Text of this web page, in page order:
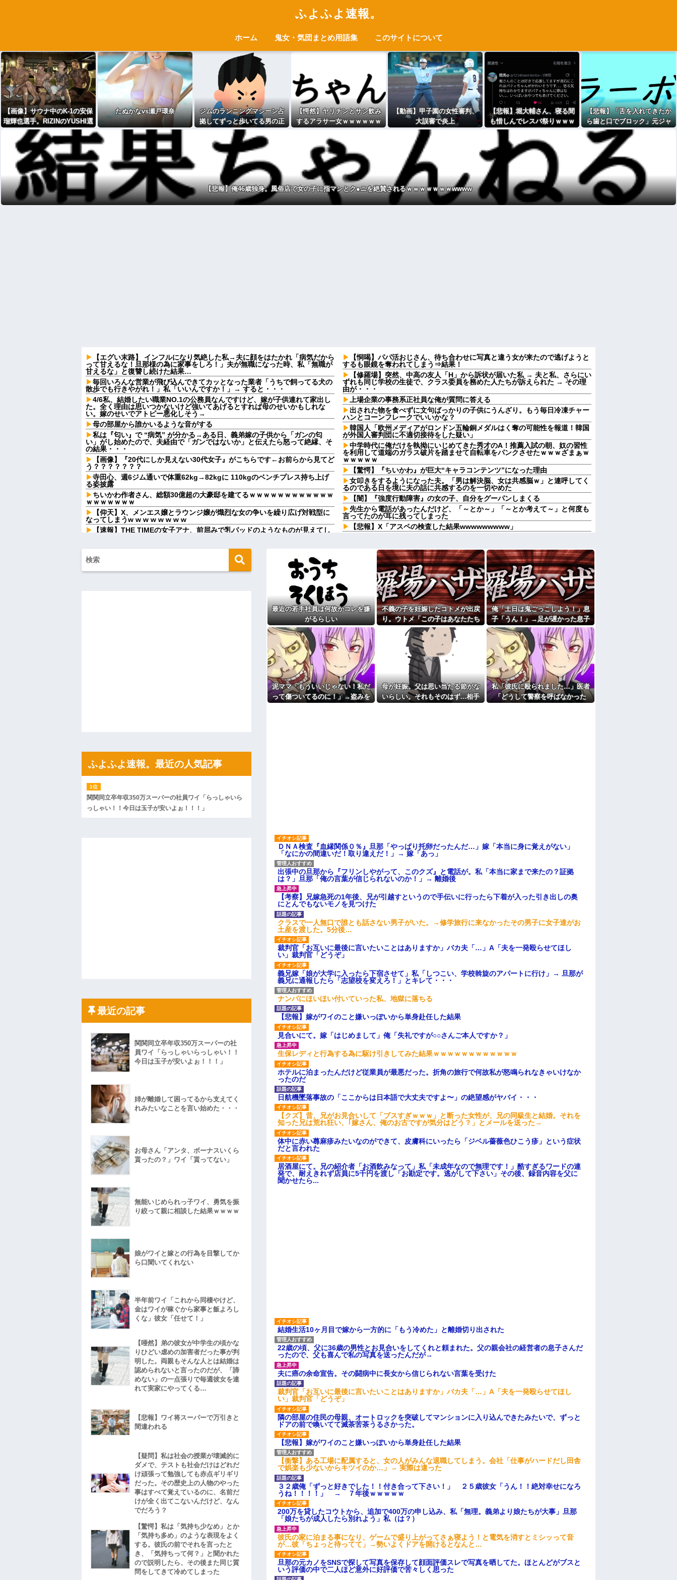
ふよふよ速報。
ホーム 鬼女・気団まとめ用語集 このサイトについて
【画像】サウナ中のK‐1の安保
瑠輝也選手。RIZINのYUSHI選
手&ジョリー選手。の筋肉が日
本人離れしてかっこいい件
たぬかなvs瀬戸環奈
ジムのランニングマシーン占
拠してずっと歩いてる男の正
体ｗｗｗｗｗｗｗｗｗｗｗｗ
ｗｗ
【愕然】ヤリチンとサシ飲み
するアラサー女ｗｗｗｗｗｗ
【動画】甲子園の女性審判、
大誤審で炎上
【悲報】堀大輔さん、寝る間
も惜しんでレスバ祭りｗｗｗ
ｗｗｗｗｗｗｗｗｗｗｗｗｗ
ｗｗｗｗｗｗｗｗ
【悲報】「舌を入れてきたか
ら歯と口でブロック」元ジャ
ンポケ斉藤の不同意性交公判
【悲報】俺46歳独身。風俗店で女の子に指マンとク●ニを絶賛されるｗｗｗｗｗｗｗwwww
【エグい末路】 インフルになり気絶した私→夫に顔をはたかれ「病気だから
って甘えるな！旦那様の為に家事をしろ！」夫が無職になった時、私「無職が
甘えるな」と復讐し続けた結果…
毎回いろんな営業が飛び込んできてカッとなった業者「うちで飼ってる犬の
散歩でも行きやがれ！」私「いいんですか！」→ すると・・・
4/6私、結婚したい職業NO.1の公務員なんですけど、嫁が子供連れて家出し
た。全く理由は思いつかないけど強いてあげるとすれば母のせいかもしれな
い。嫁のせいでアトピー悪化しそう→
母の部屋から誰かいるような音がする
私は『匂い』で “病気” が分かる→ある日、義弟嫁の子供から「ガンの匂
い」がし始めたので、夫経由で「ガンではないか」と伝えたら怒って絶縁、そ
の結果・・・
【画像】『20代にしか見えない30代女子』がこちらです←お前らから見てど
う？？？？？？？
寺田心、週6ジム通いで体重62kg→82kgに 110kgのベンチプレス持ち上げ
る姿披露
ちいかわ作者さん、総額30億超の大豪邸を建てるｗｗｗｗｗｗｗｗｗｗｗｗ
ｗｗｗｗｗｗｗ
【仰天】X、メンエス嬢とラウンジ嬢が熾烈な女の争いを繰り広げ対戦型に
なってしまうw w w w w w w w
【速報】THE TIMEの女子アナ、前屈みで乳パッドのようなものが見えてし
友人「冗談じゃん」彼女「やめてよ…」→居酒屋での悪ノリが原因で、なぜ
か俺まで責められることになり…
夫に「自炊を覚えて！一緒に料理しよう」と言ったら、レストランの予約を
された。自炊計画は完全に狂って…
冷凍庫パンパン問題がずっと付きまとっている。ふるさと納税も頼みたいけ
義母「もっと気楽にしていいのよ」俺「ありがとうございます…」→アット
結婚1年目にして家庭が冷え切ってる。俺は嫁に無視され続けてる
もう先が長くないと20代で宣告された友達A。「会いに来てほしい」と言う
ので彼女の好きなもの沢山もっていったんだけど、なんとBが手渡した物は…
【悲報】 ヒコロヒー コンビニで割引おにぎりは〝絶対買わない〟理由で炎
マックの招待券を使おうとしたら店員に番号を聞かれた。激怒した僕は「ど
うしてくれんねん！！！無料券よこせや！！！！」と怒鳴って…
ハードオフに売っていた4万4000円のフィギュアがヤバすぎるｗｗｗｗｗｗ
私「ちょっと、人の家の金庫触らないでよ！」キチママ『そこに金庫があっ
んだ！降りてこいよ！」と怒鳴りだし...
【衝撃】報酬100万円超の治験募集がこちらｗｗｗｗｗ(※画像あり)
【愕然】白のクラウン俺氏、高速道路左車線を制限速度で走った結果
wwwwwwwwwwww
百年の恋12-899 食べた量を張り合ってくる
【恫喝】パパ活おじさん、待ち合わせに写真と違う女が来たので逃げようと
するも眼鏡を奪われてしまう⇒結果！
【修羅場】突然、中高の友人「H」から訴状が届いた私 → 夫と私、さらにい
ずれも同じ学校の生徒で、クラス委員を務めた人たちが訴えられた → その理
由が・・・
上場企業の事務系正社員な俺が質問に答える
出された物を食べずに文句ばっかりの子供にうんざり。もう毎日冷凍チャー
ハンとコーンフレークでいいかな？
韓国人「欧州メディアがロンドン五輪銅メダルはく奪の可能性を報道！韓国
が外国人審判団に不適切接待をした疑い」
中学時代に俺だけを執拗にいじめてきた秀才のA！推薦入試の朝、奴の習性
を利用して道端のガラス破片を踏ませて自転車をパンクさせたｗｗｗざまぁｗ
ｗｗｗｗｗ
【驚愕】『ちいかわ』が巨大“キャラコンテンツ”になった理由
女叩きをするようになった夫。「男は解決脳、女は共感脳ｗ」と連呼してく
るのである日を境に夫の話に共感するのを一切やめた
【闇】『強度行動障害』の女の子、自分をグーパンしまくる
先生から電話があったんだけど、「～とか～」「～とか考えて～」と何度も
言ってたのが耳に残ってしまった
【悲報】X「アスペの検査した結果wwwwwwwww」
彼は私が何かしても、一度も「ありがとう」と言わない
【画像】セブンイレブン、ついに神商品を販売他
帰省した私（29歳事務職）「ハンバーグ食べたい」→オカン「ハンバーグに
唐揚げサラダと手作りコーンスープ添えたで！」なぜ実家の母親は子供が30歳
になっても「高校生運動部レベルのガッツリ飯」を作ってしまうのか？
幼稚な義弟夫婦が大嫌い。低学歴だしパラサイトだし夫婦揃って太ってる
し。義母にベタベタ甘えて「ジュース飲みた～い」何かあるとすぐ「親に言い
つけてやる！」
【悲報】俺の行為人生があと5年wwwwその理由がこれ
病院の待合室で子供がドタバタ走ってギャーギャー騒いでても親はスマホポ
チポチか談笑で放置
主な税金の成り立ちを調べてみたよ
最近の若手社員は何故かコレを嫌
がるらしい
不義の子を妊娠したコトメが出戻
り。ウトメ「この子はあなたたち
の子として育てて」旦那「ありが
とう」私「勝手に決めないで！」
→修羅場になり…
俺「土日は鬼ごっこしよう！」息
子「うん！」→足が遅かった息子
と本気で遊び続けた10年後…
泥ママ「もういいじゃない！私だ
って傷ついてるのに！」→盗みを
母が妊娠。父は思い当たる節がな
いらしい。それもそのはず...相手
私「彼氏に殴られました…」医者
「どうして警察を呼ばなかった
ＤＮＡ検査『血縁関係０％』旦那「やっぱり托卵だったんだ…」嫁「本当に身に覚えがない」
「なにかの間違いだ！取り違えだ！」→ 嫁「あっ」
出張中の旦那から『フリンしやがって、このクズ』と電話が。私「本当に家まで来たの？証拠
は？」旦那「俺の言葉が信じられないのか！」→ 離婚後
【考察】兄嫁急死の1年後、兄が引越すというので手伝いに行ったら下着が入った引き出しの奥
にとんでもないモノを見つけた
クラスで一人無口で誰とも話さない男子がいた。→修学旅行に来なかったその男子に女子達がお
土産を渡した。5分後…
裁判官「お互いに最後に言いたいことはありますか」バカ夫「…」A「夫を一発殴らせてほし
い」裁判官「どうぞ」
義兄嫁「娘が大学に入ったら下宿させて」私「しつこい、学校斡旋のアパートに行け」→ 旦那が
義兄に通報したら「志望校を変えろ！」とキレて・・・
ナンパにほいほい付いていった私、地獄に落ちる
【悲報】嫁がワイのこと嫌いっぽいから単身赴任した結果
見合いにて。嫁「はじめまして」俺「失礼ですが○○さんご本人ですか？」
生保レディと行為する為に駆け引きしてみた結果ｗｗｗｗｗｗｗｗｗｗｗｗ
ホテルに泊まったんだけど従業員が最悪だった。折角の旅行で何故私が怒鳴られなきゃいけなか
ったのだ
日航機墜落事故の「ここからは日本語で大丈夫ですよ〜」の絶望感がヤバイ・・・
【クズ】昔、兄がお見合いして「ブスすぎｗｗｗ」と断った女性が、兄の同級生と結婚。それを
知った兄は荒れ狂い、｢嫁さん、俺のお古ですが気分はどう？」とメールを送った→
体中に赤い蕁麻疹みたいなのができて、皮膚科にいったら「ジベル薔薇色ひこう疹」という症状
だと言われた
居酒屋にて。兄の紹介者「お酒飲みなって」私「未成年なので無理です！」酷すぎるワードの連
発で、耐えきれず店員に5千円を渡し「お勘定です。逃がして下さい」その後、録音内容を父に
聞かせたら...
結婚生活10ヶ月目で嫁から一方的に「もう冷めた」と離婚切り出された
22歳の頃、父に36歳の男性とお見合いをしてくれと頼まれた。父の親会社の経営者の息子さんだ
ったので、父も喜んで私の写真を送ったんだが→
夫に癌の余命宣告。その闘病中に長女から信じられない言葉を受けた
裁判官「お互いに最後に言いたいことはありますか」バカ夫「…」A「夫を一発殴らせてほし
い」裁判官「どうぞ」
隣の部屋の住民の母親、オートロックを突破してマンションに入り込んできたみたいで、ずっと
ドアの前で喚いてて滅茶苦茶うるさかった。
【悲報】嫁がワイのこと嫌いっぽいから単身赴任した結果
【衝撃】ある工場に配属すると、女の人がみんな退職してしまう。会社「仕事がハードだし田舎
で娯楽も少ないからキツイのか…」→ 実際は違った
３２歳俺「ずっと好きでした！！付き合って下さい！」 ２５歳彼女「うん！！絶対幸せになろ
うね！！！！」 → ７年後ｗｗｗｗｗ
200万を貸したコウトから、追加で400万の申し込み、私「無理。義弟より娘たちが大事」旦那
「娘たちが成人したら別れよう」私（は？）
彼氏の家に泊まる事になり、ゲームで盛り上がってさぁ寝よう！と電気を消すとミシッって音
が…彼「ちょっと待ってて」→勢いよくドアを開けるとなんと…
旦那の元カノをSNSで探して写真を保存して顔面評価スレで写真を晒してた。ほとんどがブスと
いう評価の中で二人ほど意外に好評価で苦々しく思った
ふよふよ速報。最近の人気記事
関関同立卒年収350万スーパーの社員ワイ「らっしゃいら
っしゃい！！今日は玉子が安いよぉ！！！」
最近の記事
関関同立卒年収350万スーパーの社
員ワイ「らっしゃいらっしゃい！！
今日は玉子が安いよぉ！！！」
姉が離婚して困ってるから支えてく
れみたいなことを言い始めた・・・
お母さん「アンタ、ボーナスいくら
貰ったの？」ワイ「貰ってない」
無能いじめられっ子ワイ、勇気を振
り絞って親に相談した結果ｗｗｗｗ
娘がワイと嫁との行為を目撃してか
ら口聞いてくれない
半年前ワイ「これから同棲やけど、
金はワイが稼ぐから家事と飯よろし
くな」彼女「任せて！」
【唖然】弟の彼女が中学生の頃かな
りひどい虐めの加害者だった事が判
明した。両親もそんな人とは結婚は
認められないと言ったのだが、「諦
めない」の一点張りで毎週彼女を連
れて実家にやってくる…
【悲報】ワイ将スーパーで万引きと
間違われる
【疑問】私は社会の授業が壊滅的に
ダメで、テストも社会だけはどれだ
け頑張って勉強しても赤点ギリギリ
だった。その歴史上の人物のやった
事はすべて覚えているのに、名前だ
けが全く出てこないんだけど、なん
でだろう？
【驚愕】私は「気持ち少なめ」とか
「気持ち多め」のような表現をよく
する。彼氏の前でそれを言ったと
き、「気持ちって何？」と聞かれた
ので説明したら、その後また同じ質
問をしてきて冷めてしまった